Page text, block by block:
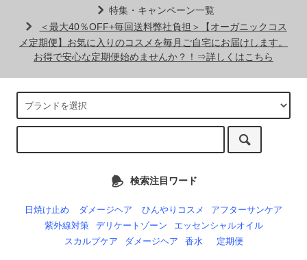
特集・キャンペーン一覧
＜最大40％OFF+毎回送料弊社負担＞【オーガニックコス
メ定期便】お気に入りのコスメを毎月ご自宅にお届けします。
お得で安心な定期便始めませんか？！⇒詳しくはこちら
検索注目ワード
日焼け止め ダメージヘア ひんやりコスメ
アフターサンケア
紫外線対策
デリケートゾーン
エッセンシャルオイル
スカルプケア
ダメージヘア 香水 定期便